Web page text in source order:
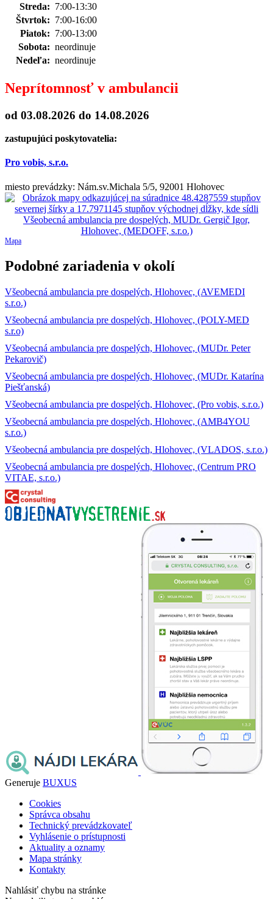
Streda: 7:00-13:30
Štvrtok: 7:00-16:00
Piatok: 7:00-13:00
Sobota: neordinuje
Nedeľa: neordinuje
Neprítomnosť v ambulancii
od 03.08.2026 do 14.08.2026
zastupujúci poskytovatelia:
Pro vobis, s.r.o.
miesto prevádzky: Nám.sv.Michala 5/5, 92001 Hlohovec
Mapa
Podobné zariadenia v okolí
Všeobecná ambulancia pre dospelých, Hlohovec, (AVEMEDI
s.r.o.)
Všeobecná ambulancia pre dospelých, Hlohovec, (POLY-MED
s.r.o)
Všeobecná ambulancia pre dospelých, Hlohovec, (MUDr. Peter
Pekarovič)
Všeobecná ambulancia pre dospelých, Hlohovec, (MUDr. Katarína
Piešťanská)
Všeobecná ambulancia pre dospelých, Hlohovec, (Pro vobis, s.r.o.)
Všeobecná ambulancia pre dospelých, Hlohovec, (AMB4YOU
s.r.o.)
Všeobecná ambulancia pre dospelých, Hlohovec, (VLADOS, s.r.o.)
Všeobecná ambulancia pre dospelých, Hlohovec, (Centrum PRO
VITAE, s.r.o.)
Generuje BUXUS
Cookies
Správca obsahu
Technický prevádzkovateľ
Vyhlásenie o prístupnosti
Aktuality a oznamy
Mapa stránky
Kontakty
Nahlásiť chybu na stránke